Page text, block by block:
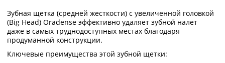
Зубная щетка (средней жесткости) с увеличенной головкой
(Big Head) Oradense эффективно удаляет зубной налет
даже в самых труднодоступных местах благодаря
продуманной конструкции.
Ключевые преимущества этой зубной щетки: